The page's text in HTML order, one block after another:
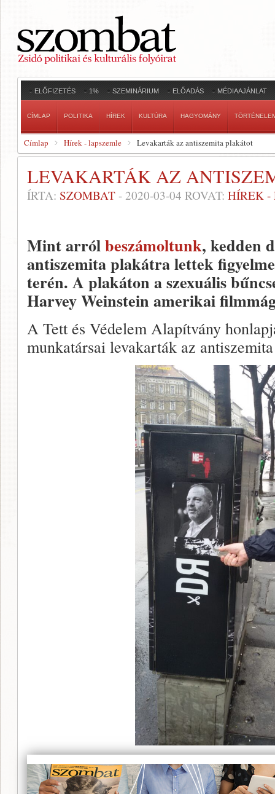
ELŐFIZETÉS 1% SZEMINÁRIUM ELŐADÁS MÉDIAAJÁNLAT
CÍMLAP POLITIKA HÍREK KULTÚRA HAGYOMÁNY
Címlap Hírek - lapszemle Levakarták az antiszemita plakátot
LEVAKARTÁK AZ
ÍRTA: SZOMBAT - 2020-03-04 ROVAT: HÍREK -
Mint arrólbeszámoltunk, kedden
antiszemita plakátra lettek
terén. A plakáton a szexuális
Harvey Weinstein amerikai
A Tett és Védelem Alapítvány
munkatársai levakarták az